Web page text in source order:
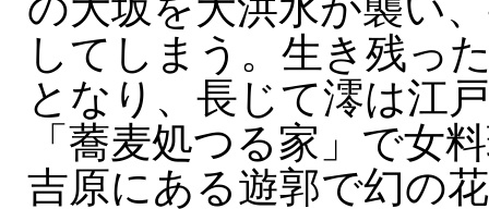
してしまう。生き残っ
となり、長じて澪は江
「蕎麦処つる家」で女
吉原にある遊郭で幻の